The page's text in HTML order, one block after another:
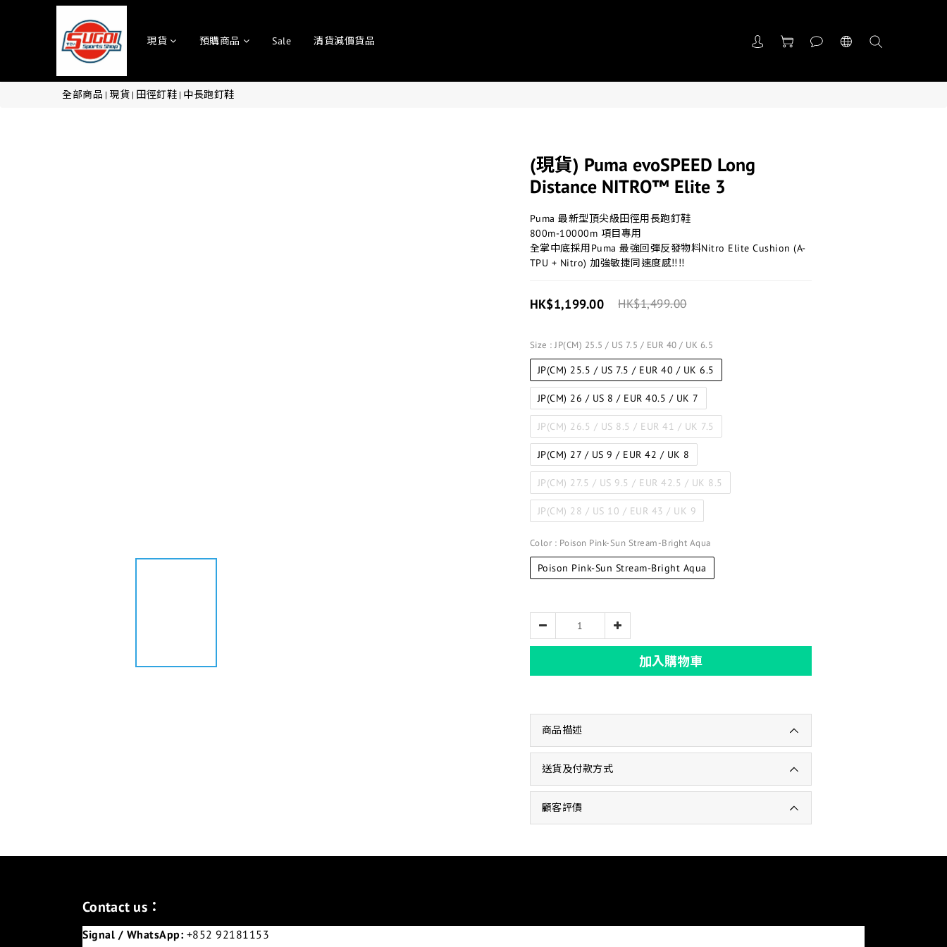
現貨 預購商品 Sale 清貨減價貨品
全部商品 | 現貨 | 田徑釘鞋 | 中長跑釘鞋
(現貨) Puma evoSPEED Long
Distance NITRO™ Elite 3
Puma 最新型頂尖級田徑用長跑釘鞋
800m-10000m 項目專用
全掌中底採用Puma 最強回彈反發物料Nitro Elite Cushion (A-
TPU + Nitro) 加強敏捷同速度感‼️‼️
HK$1,199.00 HK$1,499.00
Size : JP(CM) 25.5 / US 7.5 / EUR 40 / UK 6.5
JP(CM) 25.5 / US 7.5 / EUR 40 / UK 6.5
JP(CM) 26 / US 8 / EUR 40.5 / UK 7
JP(CM) 26.5 / US 8.5 / EUR 41 / UK 7.5
JP(CM) 27 / US 9 / EUR 42 / UK 8
JP(CM) 27.5 / US 9.5 / EUR 42.5 / UK 8.5
JP(CM) 28 / US 10 / EUR 43 / UK 9
Color : Poison Pink-Sun Stream-Bright Aqua
Poison Pink-Sun Stream-Bright Aqua
加入購物車
商品描述
送貨及付款方式
顧客評價
Contact us：
Signal / WhatsApp: +852 92181153